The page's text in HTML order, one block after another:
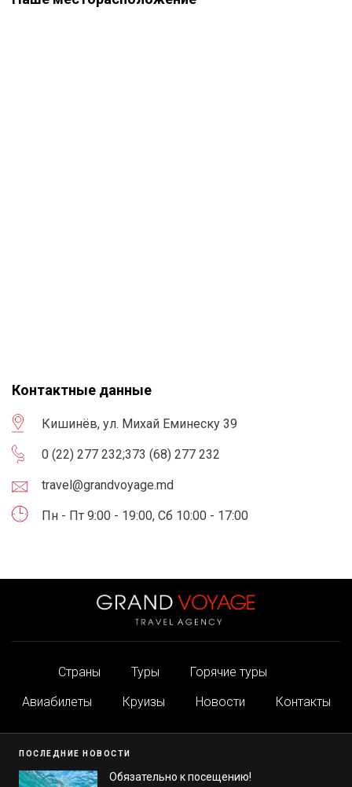
Контактные данные
Кишинёв, ул. Михай Еминеску 39
0 (22) 277 232;373 (68) 277 232
travel@grandvoyage.md
Пн - Пт 9:00 - 19:00, Сб 10:00 - 17:00
Страны Туры
Горячие туры
Авиабилеты
Круизы Новости Контакты
ПОСЛЕДНИЕ НОВОСТИ
Обязательно к посещению!